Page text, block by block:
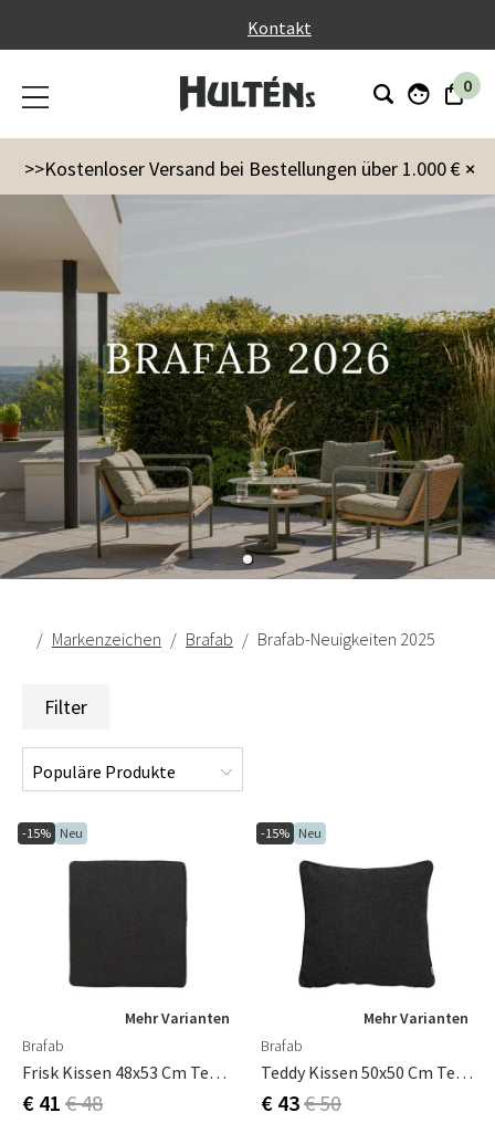
Kontakt
0
×
>>Kostenloser Versand bei Bestellungen über 1.000 €
Markenzeichen Brafab Brafab-Neuigkeiten 2025
Filter
-15% Neu
Mehr Varianten
Brafab
Frisk Kissen 48x53 Cm Teddy Black
€ 41 € 48
-15% Neu
Mehr Varianten
Brafab
Teddy Kissen 50x50 Cm Teddy Black
€ 43€ 50